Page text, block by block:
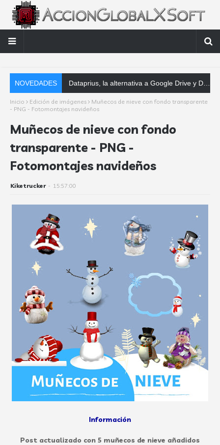
NOVEDADES Dataprius, la alternativa a Google Drive y Dropbox que las empresas deberían conocer
Inicio Edición de imágenes
Muñecos de nieve con fondo transparente
- PNG - Fotomontajes navideños
Muñecos de nieve con fondo
transparente - PNG -
Fotomontajes navideños
Kiketrucker - 15:57:00
Información
Post actualizado con 5 muñecos de nieve añadidos